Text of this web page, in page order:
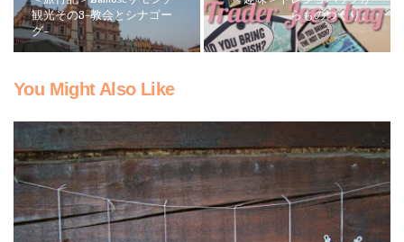
観光その3-教会とシナゴー
グ-
らものづくり。
You Might Also Like